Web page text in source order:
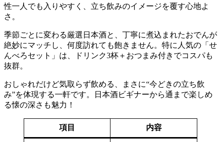
性一人でも入りやすく、立ち飲みのイメージを覆す心地よ
さ。
季節ごとに変わる厳選日本酒と、丁寧に煮込まれたおでんが
絶妙にマッチし、何度訪れても飽きません。特に人気の「せ
んべろセット」は、ドリンク3杯＋おつまみ付きでコスパも
抜群。
おしゃれだけど気取らず飲める、まさに“今どきの立ち飲
み”を体現する一軒です。日本酒ビギナーから通まで楽しめ
る懐の深さも魅力！
項目 内容